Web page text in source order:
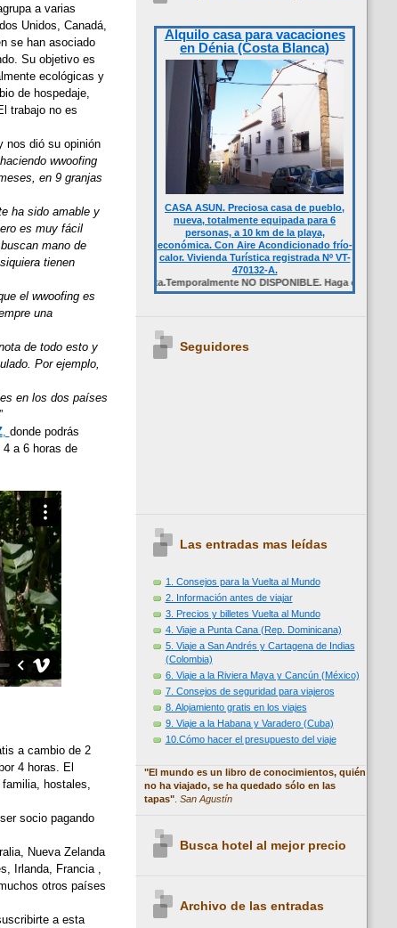
a varias
Unidos, Canadá,
se han asociado
Su objetivo es
ecológicas y
de hospedaje,
trabajo no es
nos dió su opinión
wwoofing
en 9 granjas
ha sido amable y
es muy fácil
mano de
tienen
el wwoofing es
una
de todo esto y
Por ejemplo,
en los dos países
”
, donde podrás
a 6 horas de
a cambio de 2
4 horas. El
hostales,
socio pagando
Nueva Zelanda
Irlanda, Francia ,
otros países
a esta
Alquilo casa para vacaciones
en Dénia (Costa Blanca)
CASA ASUN. Preciosa casa de pueblo,
nueva, totalmente equipada para 6
personas, a 10 km de la playa,
económica. Con Aire Acondicionado frío-
calor. Vivienda Turística registrada Nº VT-
470132-A.
€ quincena casa completa.Temporalmente NO DISPONIBLE. Haga click sobre la foto.
Seguidores
Las entradas mas leídas
1. Consejos para la Vuelta al Mundo
2. Información antes de viajar
3. Precios y billetes Vuelta al Mundo
4. Viaje a Punta Cana (Rep. Dominicana)
5. Viaje a San Andrés y Cartagena de Indias
(Colombia)
6. Viaje a la Riviera Maya y Cancún (México)
7. Consejos de seguridad para viajeros
8. Alojamiento gratis en los viajes
9. Viaje a la Habana y Varadero (Cuba)
10.Cómo hacer el presupuesto del viaje
"El mundo es un libro de conocimientos, quién
no ha viajado, se ha quedado sólo en las
tapas". San Agustín
Busca hotel al mejor precio
Archivo de las entradas